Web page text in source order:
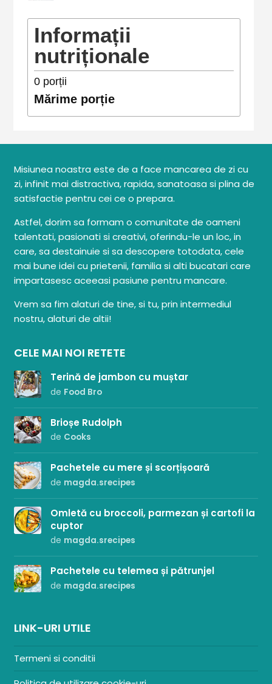
Informații
nutriționale
0porții
Mărime porție
Misiunea noastra este de a face mancarea de zi cu
zi, infinit mai distractiva, rapida, sanatoasa si plina de
satisfactie pentru cei ce o prepara.
Astfel, dorim sa formam o comunitate de oameni
talentati, pasionati si creativi, oferindu-le un loc, in
care, sa destainuie si sa descopere totodata, cele
mai bune idei cu prietenii, familia si alti bucatari care
impartasesc aceeasi pasiune pentru mancare.
Vrem sa fim alaturi de tine, si tu, prin intermediul
nostru, alaturi de altii!
CELE MAI NOI RETETE
Terină de jambon cu muștar
de Food Bro
Brioșe Rudolph
de Cooks
Pachetele cu mere și scorțișoară
de magda.srecipes
Omletă cu broccoli, parmezan și cartofi la
cuptor
de magda.srecipes
Pachetele cu telemea și pătrunjel
de magda.srecipes
LINK-URI UTILE
Termeni si conditii